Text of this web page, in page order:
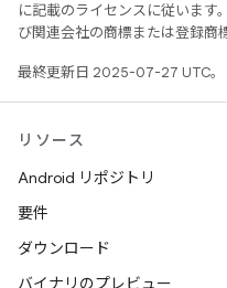
に記載のライセンスに従いま
び関連会社の商標または登録商
最終更新日 2025-07-27 UTC。
リソース
Android リポジトリ
要件
ダウンロード
バイナリのプレビュー